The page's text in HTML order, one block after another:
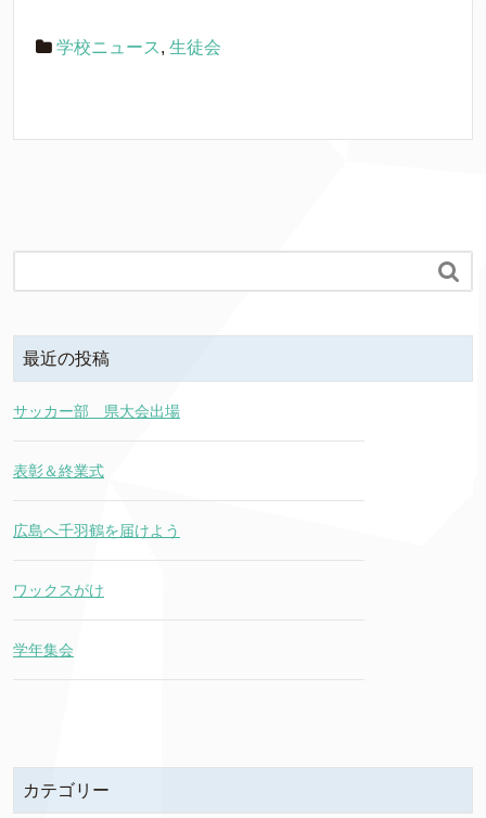
学校ニュース , 生徒会

最近の投稿
サッカー部 県大会出場
表彰＆終業式
広島へ千羽鶴を届けよう
ワックスがけ
学年集会
カテゴリー